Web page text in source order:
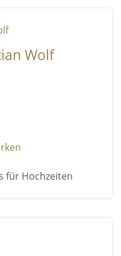
Wolf
für Hochzeiten